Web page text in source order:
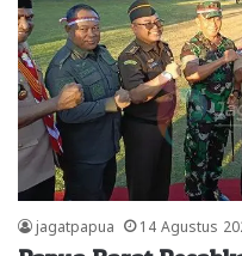
jagatpapua 14 Agustus